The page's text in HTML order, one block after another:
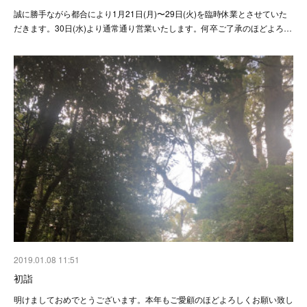
誠に勝手ながら都合により1月21日(月)〜29日(火)を臨時休業とさせていた
だきます。30日(水)より通常通り営業いたします。何卒ご了承のほどよろ…
2019.01.08 11:51
初詣
明けましておめでとうございます。本年もご愛顧のほどよろしくお願い致し